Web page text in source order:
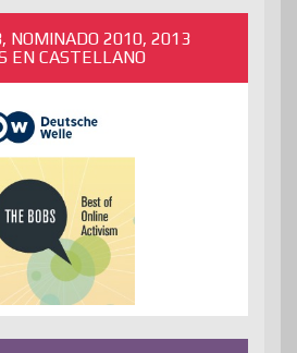
NOMINADO 2010, 2013
EN CASTELLANO